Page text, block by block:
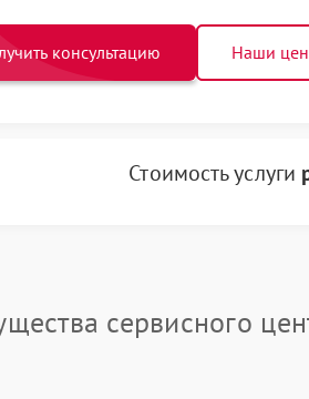
консультацию Наши
Стоимость услуги
сервисного